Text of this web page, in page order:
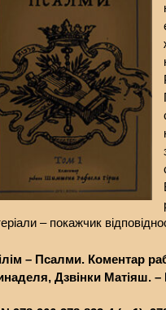
– покажчик
– Псалми. Коментар
Дзвінки Матіяш. –